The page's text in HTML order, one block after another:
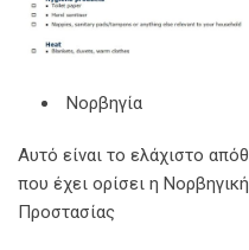
Νορβηγία
Αυτό είναι το ελάχιστο
που έχει ορίσει η
Προστασίας